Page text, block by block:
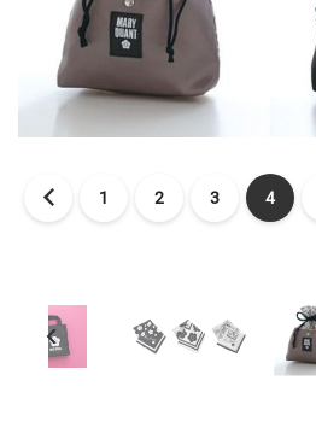
1 2 3 4